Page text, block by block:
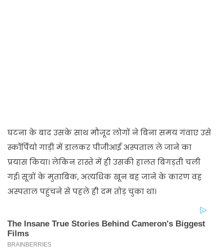
घटना के बाद उसके साथ मौजूद लोगों ने बिना समय गंवाए उसे
स्कॉर्पियो गाड़ी में डालकर पीजीआई अस्पताल ले जाने का
प्रयास किया। लेकिन रास्ते में ही उसकी हालत बिगड़ती चली
गई। सूत्रों के मुताबिक, अत्यधिक खून बह जाने के कारण वह
अस्पताल पहुंचने से पहले ही दम तोड़ चुका था।